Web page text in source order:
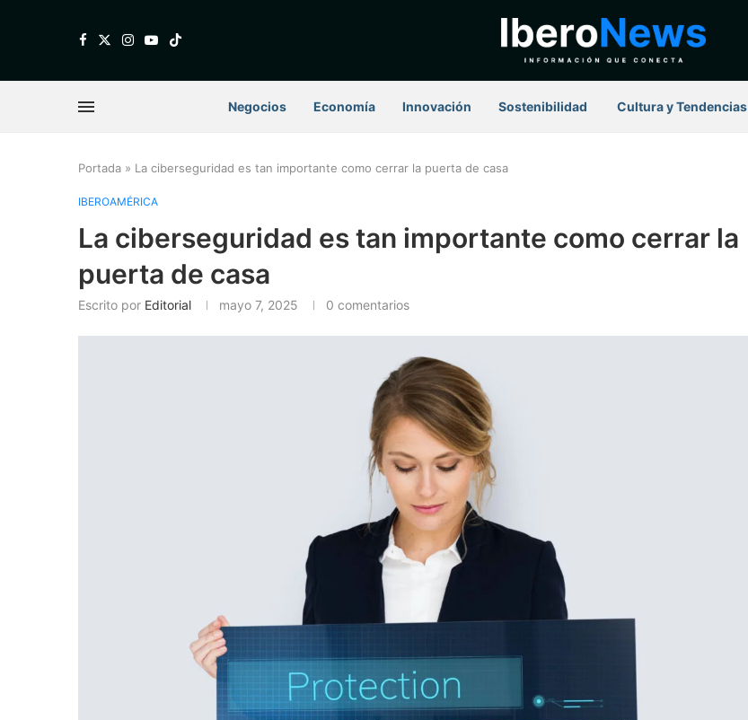
Negocios Economía Innovación Sostenibilidad ⁠ Cultura y Tendencias
Portada » La ciberseguridad es tan importante como cerrar la puerta de casa
IBEROAMÉRICA
La ciberseguridad es tan importante como cerrar la
puerta de casa
Escrito por Editorial mayo 7, 2025 0 comentarios